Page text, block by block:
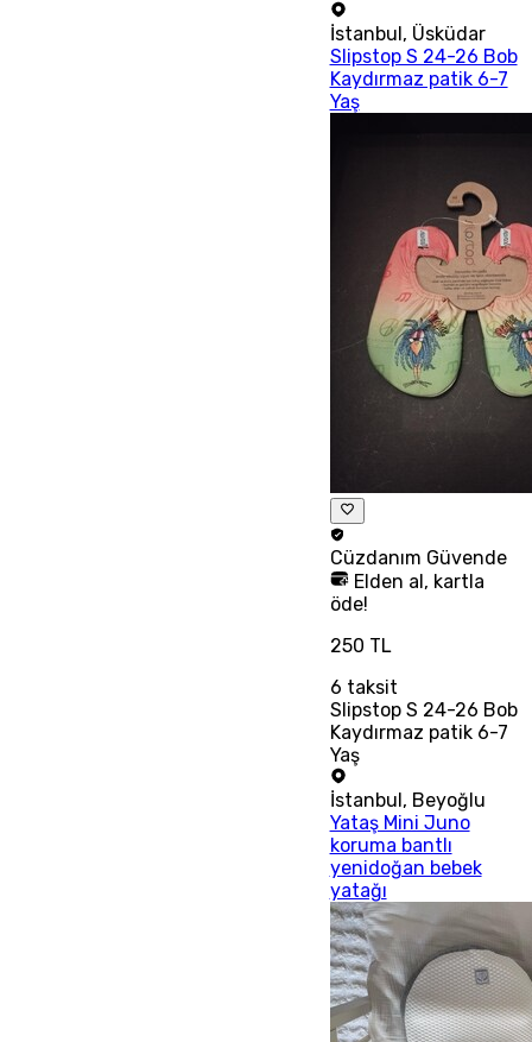
İstanbul, Üsküdar
Slipstop S 24-26 Bob
Kaydırmaz patik 6-7
Yaş
Cüzdanım Güvende
Elden al, kartla
öde!
250 TL
6 taksit
Slipstop S 24-26 Bob
Kaydırmaz patik 6-7
Yaş
İstanbul, Beyoğlu
Yataş Mini Juno
koruma bantlı
yenidoğan bebek
yatağı